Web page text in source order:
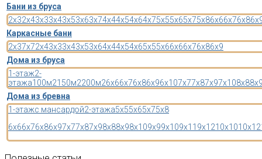
Бани из бруса
2x32x43x33x43x53x63x74x44x54x64x75x55x65x75x86x66x76x8
Каркасные бани
2x37x72x43x33x43x53x64x44x54x65x55x66x66x76x86x9
Дома из бруса
1-этаж2-
этажа100м2150м2200м26x66x76x86x96x107x77x87x97x108x8
Дома из бревна
1-этажс мансардой2-этажа5x55x65x75x8
6x66x76x86x97x77x87x98x88x98x109x99x109x11 9x1210x1010x12